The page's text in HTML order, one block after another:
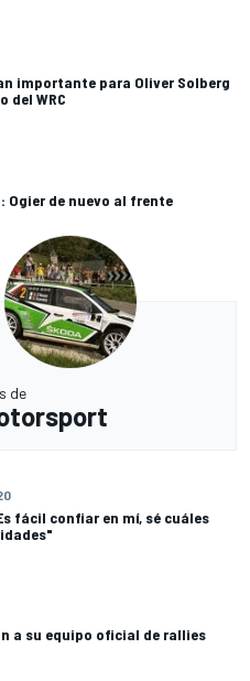
importante para Oliver Solberg
del WRC
Ogier de nuevo al frente
de
fácil confiar en mí, sé cuáles
a su equipo oficial de rallies